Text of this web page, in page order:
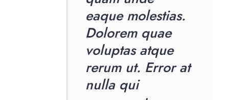
eaque molestias.
Dolorem quae
voluptas atque
rerum ut. Error at
nulla qui